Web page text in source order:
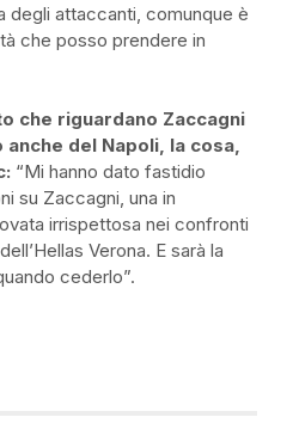
degli attaccanti, comunque è
che posso prendere in
che riguardano Zaccagni
del Napoli, la cosa,
“Mi hanno dato fastidio
su Zaccagni, una in
irrispettosa nei confronti
Verona. E sarà la
cederlo”.